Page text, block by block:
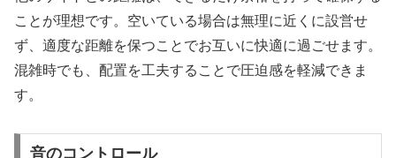
ことが理想です。空いている場合は無理に近くに設営せ
ず、適度な距離を保つことでお互いに快適に過ごせます。
混雑時でも、配置を工夫することで圧迫感を軽減できま
す。
音のコントロール